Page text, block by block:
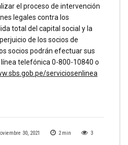
30, 2021 2 min 3
el proceso de intervención
legales contra los
total del capital social y la
de los socios de
socios podrán efectuar sus
telefónica 0-800-10840 o
serviciosenlinea